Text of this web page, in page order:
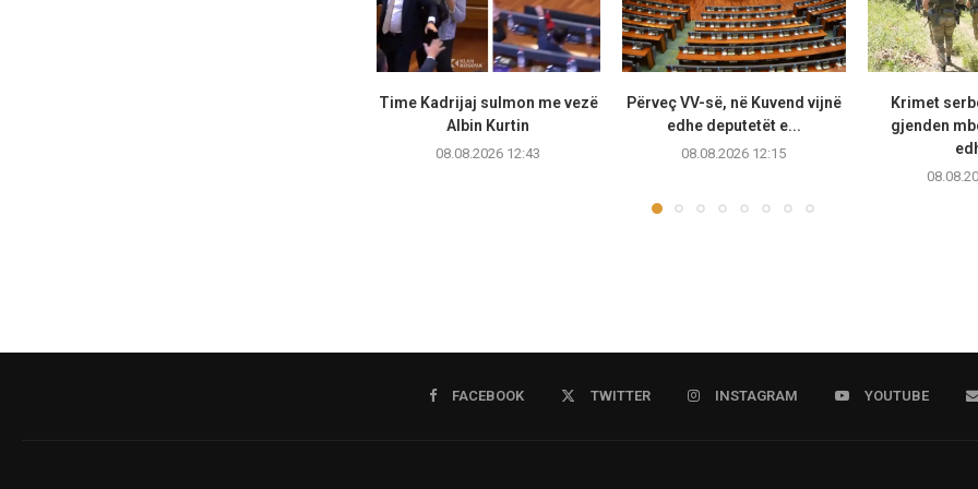
Time Kadrijaj sulmon me vezë
Albin Kurtin
08.08.2026 12:43
Përveç VV-së, në Kuvend vijnë
edhe deputetët e...
08.08.2026 12:15
Krimet
gjenden
FACEBOOK TWITTER INSTAGRAM YOUTUBE